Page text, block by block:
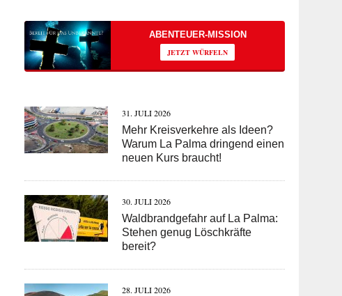
ABENTEUER-MISSION
JETZT WÜRFELN
31. JULI 2026
Mehr Kreisverkehre als Ideen?
Warum La Palma dringend einen
neuen Kurs braucht!
30. JULI 2026
Waldbrandgefahr auf La Palma:
Stehen genug Löschkräfte
bereit?
28. JULI 2026